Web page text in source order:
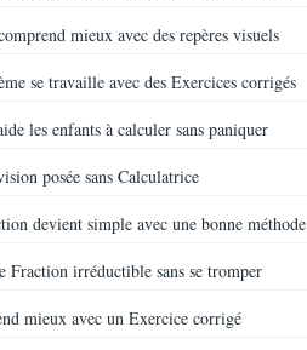
mieux avec des repères visuels
se travaille avec des Exercices corrigés
les enfants à calculer sans paniquer
posée sans Calculatrice
devient simple avec une bonne méthode
Fraction irréductible sans se tromper
mieux avec un Exercice corrigé